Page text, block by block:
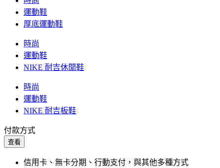
運動鞋
厚底運動鞋
時尚
運動鞋
NIKE 耐吉休閒鞋
時尚
運動鞋
NIKE 耐吉板鞋
付款方式
查看
信用卡、無卡分期、行動支付，與其他多種方式